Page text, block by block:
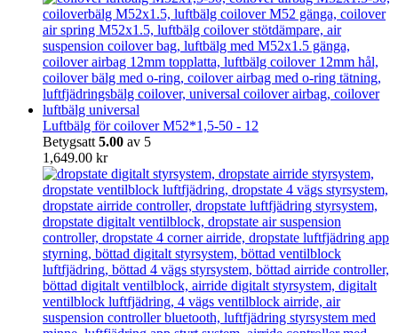
Luftbälg för coilover M52*1,5-50 - 12
Betygsatt 5.00 av 5
1,649.00 kr